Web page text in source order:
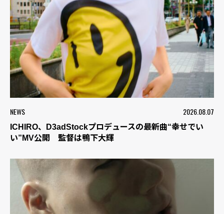
NEWS 2026.08.07
ICHIRO、D3adStockプロデュースの最新曲“幸せでい
い”MV公開 監督は鴨下大輝